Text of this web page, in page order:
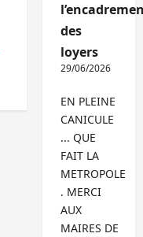
des
loyers
29/06/2026
EN PLEINE
CANICULE
... QUE
FAIT LA
METROPOLE
. MERCI
AUX
MAIRES DE